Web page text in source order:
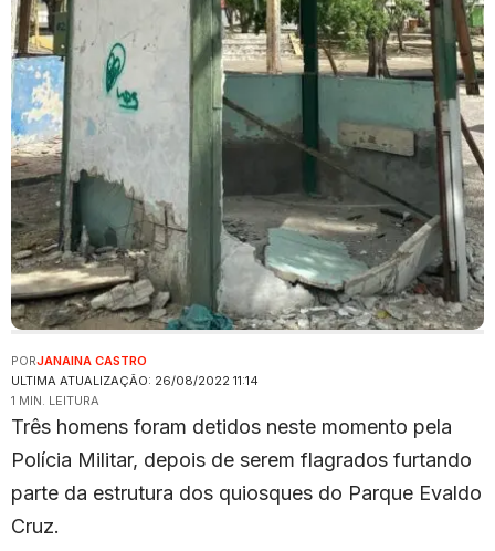
ULTIMA ATUALIZAÇÃO: 26/08/2022 11:14
PORJANAINA CASTRO
1 MIN. LEITURA
Três homens foram detidos neste momento pela
Polícia Militar, depois de serem flagrados furtando
parte da estrutura dos quiosques do Parque Evaldo
Cruz.